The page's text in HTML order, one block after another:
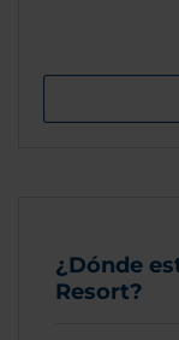
¿Dónde
Resort?